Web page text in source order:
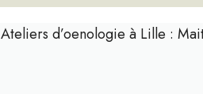
Ateliers d’oenologie à Lille :